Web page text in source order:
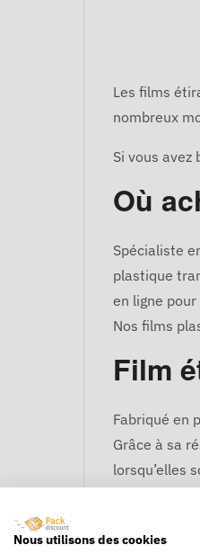
Les films
nombreux
Si vous
Où
Spécialiste
plastique
en ligne
Nos films
Film
Fabriqué en
Grâce à sa
lorsqu’elles
Opaque, le
Nous utilisons des cookies